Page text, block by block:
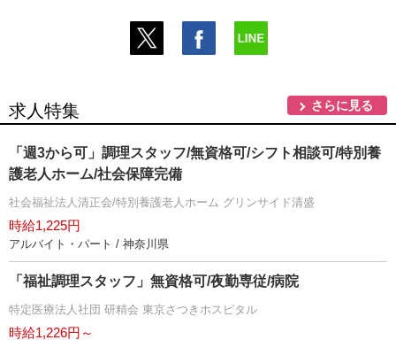
求人特集 さらに見る
「週3から可」調理スタッフ/無資格可/シフト相談可/特別養
護老人ホーム/社会保障完備
社会福祉法人清正会/特別養護老人ホーム グリンサイド清盛
時給1,225円
アルバイト・パート / 神奈川県
「福祉調理スタッフ」無資格可/夜勤専従/病院
特定医療法人社団 研精会 東京さつきホスピタル
時給1,226円～